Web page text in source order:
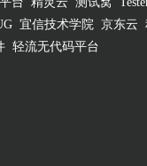
宜信技术学院 京东云
轻流无代码平台